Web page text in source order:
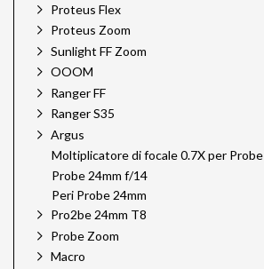
Proteus Flex
Proteus Zoom
Sunlight FF Zoom
OOOM
Ranger FF
Ranger S35
Argus
Moltiplicatore di focale 0.7X per Probe
Probe 24mm f/14
Peri Probe 24mm
Pro2be 24mm T8
Probe Zoom
Macro